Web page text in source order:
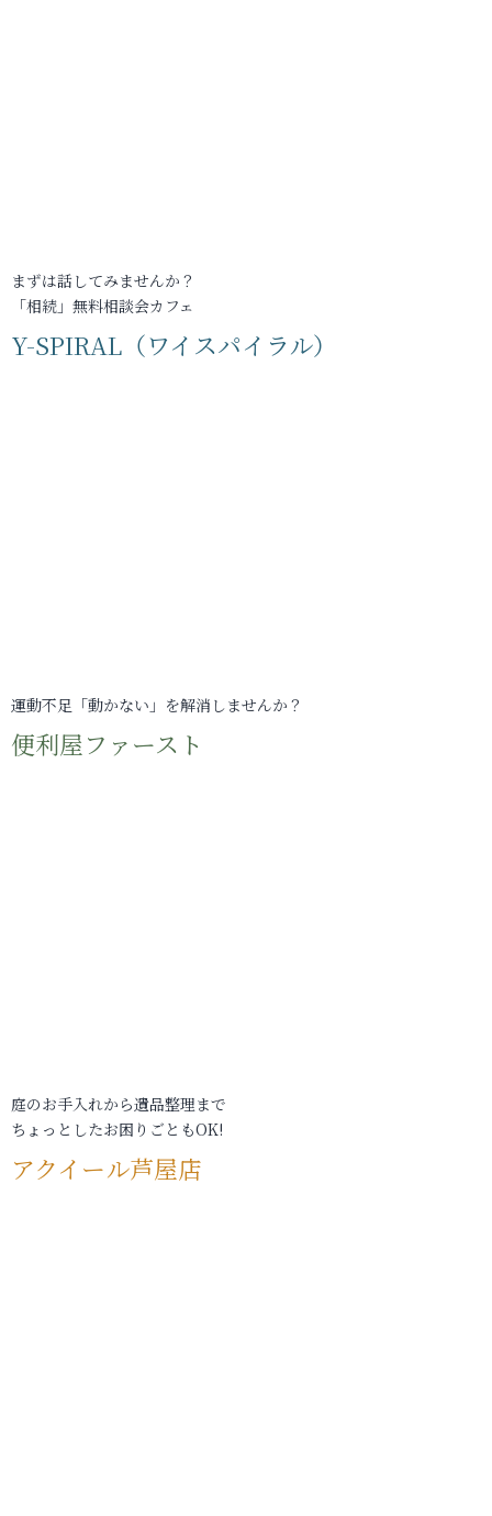
まずは話してみませんか？
「相続」無料相談会カフェ
Y-SPIRAL（ワイスパイラル）
運動不足「動かない」を解消しませんか？
便利屋ファースト
庭のお手入れから遺品整理まで
ちょっとしたお困りごともOK!
アクイール芦屋店